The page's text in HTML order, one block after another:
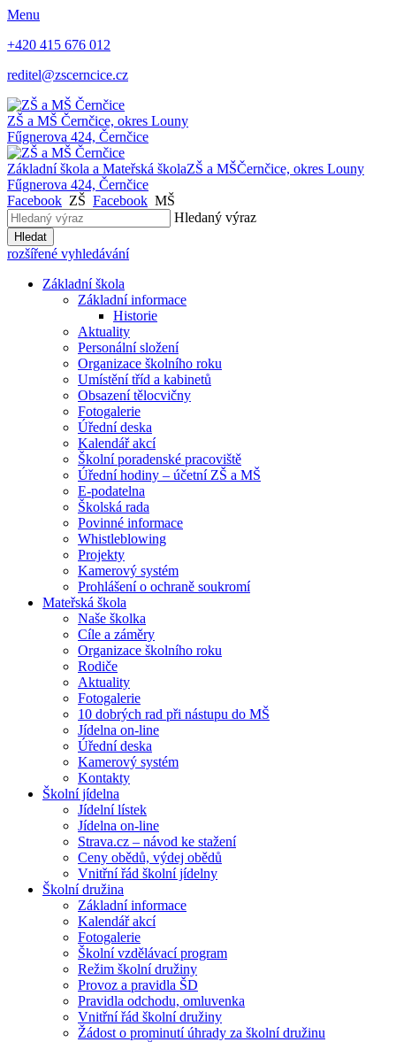
Menu
+420 415 676 012
reditel@zscerncice.cz
ZŠ a MŠ Černčice, okres Louny
Fűgnerova 424, Černčice
Základní škola a Mateřská školaZŠ a MŠČernčice, okres Louny
Fűgnerova 424, Černčice
Facebook ZŠ Facebook MŠ
Hledaný výraz
Hledat
rozšířené vyhledávání
Základní škola
Základní informace
Historie
Aktuality
Personální složení
Organizace školního roku
Umístění tříd a kabinetů
Obsazení tělocvičny
Fotogalerie
Úřední deska
Kalendář akcí
Školní poradenské pracoviště
Úřední hodiny – účetní ZŠ a MŠ
E-podatelna
Školská rada
Povinné informace
Whistleblowing
Projekty
Kamerový systém
Prohlášení o ochraně soukromí
Mateřská škola
Naše školka
Cíle a záměry
Organizace školního roku
Rodiče
Aktuality
Fotogalerie
10 dobrých rad při nástupu do MŠ
Jídelna on-line
Úřední deska
Kamerový systém
Kontakty
Školní jídelna
Jídelní lístek
Jídelna on-line
Strava.cz – návod ke stažení
Ceny obědů, výdej obědů
Vnitřní řád školní jídelny
Školní družina
Základní informace
Kalendář akcí
Fotogalerie
Školní vzdělávací program
Režim školní družiny
Provoz a pravidla ŠD
Pravidla odchodu, omluvenka
Vnitřní řád školní družiny
Žádost o prominutí úhrady za školní družinu